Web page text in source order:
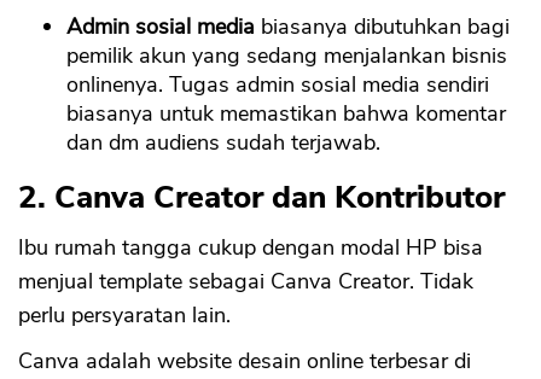
Admin sosial media biasanya dibutuhkan bagi
pemilik akun yang sedang menjalankan bisnis
onlinenya. Tugas admin sosial media sendiri
biasanya untuk memastikan bahwa komentar
dan dm audiens sudah terjawab.
2. Canva Creator dan Kontributor
Ibu rumah tangga cukup dengan modal HP bisa
menjual template sebagai Canva Creator. Tidak
perlu persyaratan lain.
Canva adalah website desain online terbesar di